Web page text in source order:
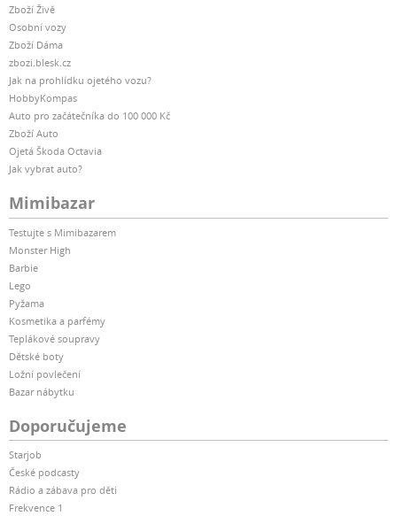
Zboží Živě
Osobní vozy
Zboží Dáma
zbozi.blesk.cz
Jak na prohlídku ojetého vozu?
HobbyKompas
Auto pro začátečníka do 100 000 Kč
Zboží Auto
Ojetá Škoda Octavia
Jak vybrat auto?
Mimibazar
Testujte s Mimibazarem
Monster High
Barbie
Lego
Pyžama
Kosmetika a parfémy
Teplákové soupravy
Dětské boty
Ložní povlečení
Bazar nábytku
Doporučujeme
Starjob
České podcasty
Rádio a zábava pro děti
Frekvence 1